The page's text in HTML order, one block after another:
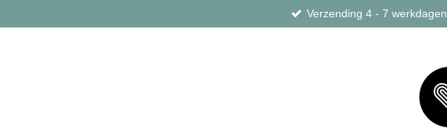
direct
Verzending 4 - 7 werkdagen